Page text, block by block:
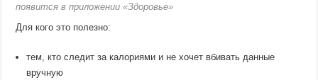
появится в приложении «Здоровье»
Для кого это полезно:
тем, кто следит за калориями и не хочет вбивать данные
вручную